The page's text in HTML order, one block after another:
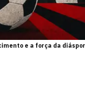
e a força da